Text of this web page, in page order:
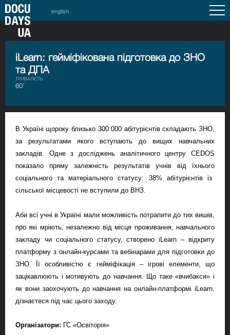
english
iLearn: гейміфікована підготовка до ЗНО
та ДПА
ТРИВАЛІСТЬ
60’
В Україні щороку близько 300 000 абітурієнтів складають ЗНО,
за результатами якого вступають до вищих навчальних
закладів. Одне з досліджень аналітичного центру CEDOS
показало пряму залежність результатів учнів від їхнього
соціального та матеріального статусу: 38% абітурієнтів із
сільської місцевості не вступили до ВНЗ.
Аби всі учні в Україні мали можливість потрапити до тих вишів,
про які мріють, незалежно від місця проживання, навчального
закладу чи соціального статусу, створеноiLearn– відкриту
платформу з онлайн-курсами та вебінарами для підготовки до
ЗНО. Її особливістю є гейміфікація –
ігрові елементи, що
зацікавлюють і мотивують до навчання. Що таке «вчибакси» і
як вони заохочують до навчання на онлайн-платформі iLearn,
дізнаєтеся під час цього заходу.
Організатори: ГС «Освіторія»